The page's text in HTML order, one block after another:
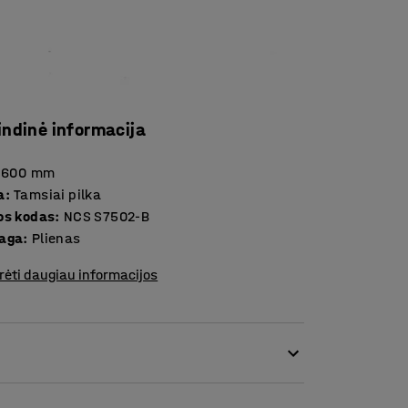
informacija
mm
: Tamsiai pilka
kodas: NCS S7502-B
: Plienas
daugiau informacijos